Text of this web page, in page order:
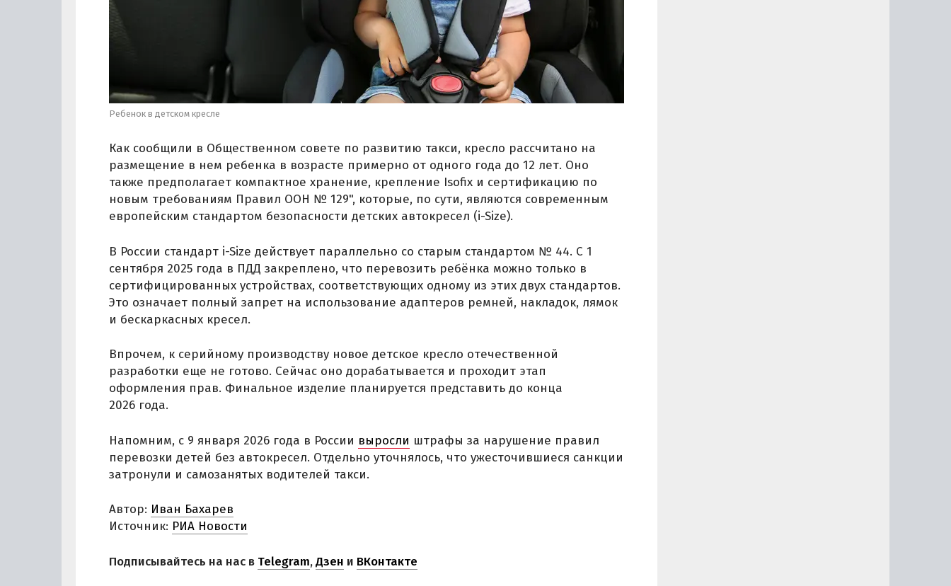
Ребенок в детском кресле
Как сообщили в Общественном совете по развитию такси, кресло рассчитано на
размещение в нем ребенка в возрасте примерно от одного года до 12 лет. Оно
также предполагает компактное хранение, крепление Isofix и сертификацию по
новым требованиям Правил ООН № 129", которые, по сути, являются современным
европейским стандартом безопасности детских автокресел (i-Size).
В России стандарт i-Size действует параллельно со старым стандартом № 44. С 1
сентября 2025 года в ПДД закреплено, что перевозить ребёнка можно только в
сертифицированных устройствах, соответствующих одному из этих двух стандартов.
Это означает полный запрет на использование адаптеров ремней, накладок, лямок
и бескаркасных кресел.
Впрочем, к серийному производству новое детское кресло отечественной
разработки еще не готово. Сейчас оно дорабатывается и проходит этап
оформления прав. Финальное изделие планируется представить до конца
2026 года.
Напомним, с 9 января 2026 года в России выросли штрафы за нарушение правил
перевозки детей без автокресел. Отдельно уточнялось, что ужесточившиеся санкции
затронули и самозанятых водителей такси.
Автор: Иван Бахарев
Источник: РИА Новости
Подписывайтесь на нас в Telegram,Дзен и ВКонтакте